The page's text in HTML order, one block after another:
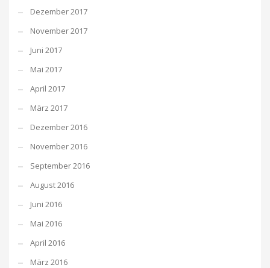
Dezember 2017
November 2017
Juni 2017
Mai 2017
April 2017
März 2017
Dezember 2016
November 2016
September 2016
August 2016
Juni 2016
Mai 2016
April 2016
März 2016